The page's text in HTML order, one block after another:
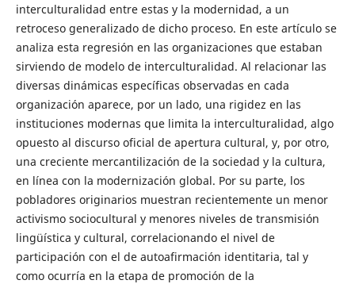
interculturalidad entre estas y la modernidad, a un
retroceso generalizado de dicho proceso. En este artículo se
analiza esta regresión en las organizaciones que estaban
sirviendo de modelo de interculturalidad. Al relacionar las
diversas dinámicas específicas observadas en cada
organización aparece, por un lado, una rigidez en las
instituciones modernas que limita la interculturalidad, algo
opuesto al discurso oficial de apertura cultural, y, por otro,
una creciente mercantilización de la sociedad y la cultura,
en línea con la modernización global. Por su parte, los
pobladores originarios muestran recientemente un menor
activismo sociocultural y menores niveles de transmisión
lingüística y cultural, correlacionando el nivel de
participación con el de autoafirmación identitaria, tal y
como ocurría en la etapa de promoción de la